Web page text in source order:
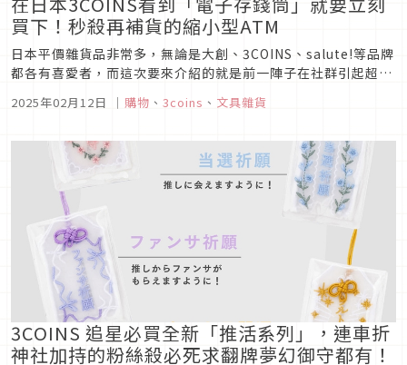
買下！秒殺再補貨的縮小型ATM
日本平價雜貨品非常多，無論是大創、3COINS、salute!等品牌
都各有喜愛者，而這次要來介紹的就是前一陣子在社群引起超高
討論度的3COINS「電子存錢筒」，除了可以存錢之外，還可以
設置密碼、以卡片解鎖等功能，讓存錢變得更好玩！
2025年02月12日 ｜ 購物 、 3coins 、 文具雜貨
3COINS 追星必買全新「推活系列」，連車折
神社加持的粉絲殺必死求翻牌夢幻御守都有！